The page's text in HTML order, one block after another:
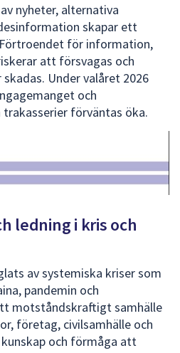
nyheter, alternativa
skapar ett
för information,
att försvagas och
Under valåret 2026
och
förväntas öka.
ledning i kris och
av systemiska kriser som
pandemin och
motståndskraftigt samhälle
företag, civilsamhälle och
och förmåga att